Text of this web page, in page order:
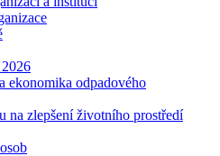
ekonomika odpadového
na zlepšení životního prostředí